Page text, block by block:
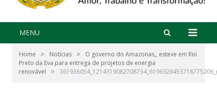
MENU
Home » Notícias »
O governo do Amazonas,, esteve em Rio
Preto da Eva para entrega de projetos de energia
renovável
»